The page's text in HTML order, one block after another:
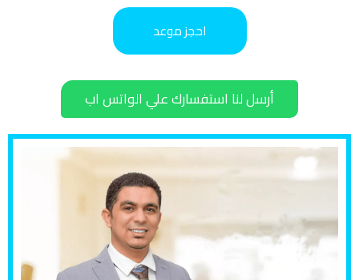
احجز موعد
أرسل لنا استفسارك علي الواتس اب